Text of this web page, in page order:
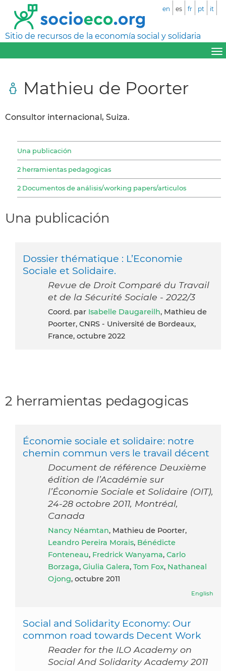
Sitio de recursos de la economía social y solidaria
en es fr pt it
Mathieu de Poorter
Consultor internacional, Suiza.
Una publicación
2 herramientas pedagogicas
2 Documentos de análisis/working papers/articulos
Una publicación
Dossier thématique : L’Economie
Sociale et Solidaire.
Revue de Droit Comparé du Travail
et de la Sécurité Sociale - 2022/3
Coord. par Isabelle Daugareilh, Mathieu de
Poorter, CNRS - Université de Bordeaux,
France, octubre 2022
2 herramientas pedagogicas
Économie sociale et solidaire: notre
chemin commun vers le travail décent
Document de référence Deuxième
édition de l’Académie sur
l’Économie Sociale et Solidaire (OIT),
24-28 octobre 2011, Montréal,
Canada
Nancy Néamtan, Mathieu de Poorter,
Leandro Pereira Morais, Bénédicte
Fonteneau, Fredrick Wanyama, Carlo
Borzaga, Giulia Galera, Tom Fox, Nathaneal
Ojong, octubre 2011
English
Social and Solidarity Economy: Our
common road towards Decent Work
Reader for the ILO Academy on
Social And Solidarity Academy 2011